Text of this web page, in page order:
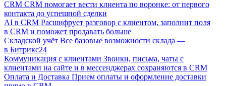
CRM CRM помогает вести клиента по воронке: от первого
контакта до успешной сделки
AI в CRM Расшифрует разговор с клиентом, заполнит поля
в CRM и поможет продавать больше
Складской учёт Все базовые возможности склада —
в Битрикс24
Коммуникация с клиентами Звонки, письма, чаты с
клиентами на сайте и в мессенджерах сохраняются в CRM
Оплата и Доставка Прием оплаты и оформление доставки